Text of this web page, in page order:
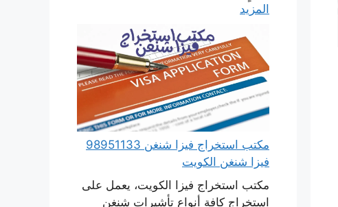
المزيد
مكتب استخراج فيزا شنغن 98951133
فيزا شنغن الكويت
مكتب استخراج فيزا الكويت، يعمل على
استخراج كافة أنواع تأشيرات شنغن